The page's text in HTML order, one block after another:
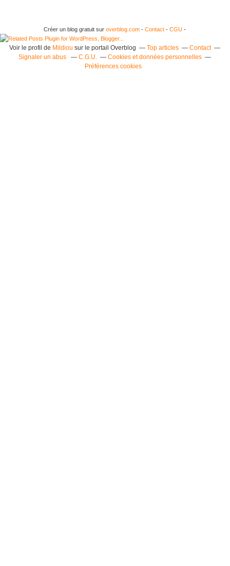
Créer un blog gratuit suroverblog.com -Contact-CGU-
Voir le profil de Mildiou sur le portail Overblog Top articles
Contact
Signaler un abus
C.G.U.
Cookies et données personnelles
Préférences cookies